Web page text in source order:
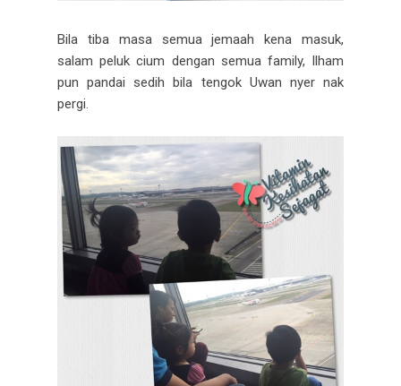
Bila tiba masa semua jemaah kena masuk,
salam peluk cium dengan semua family, Ilham
pun pandai sedih bila tengok Uwan nyer nak
pergi.